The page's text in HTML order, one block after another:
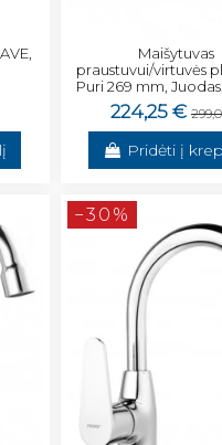
Maišytuvas
praustuvui/virtuvės
Puri 269 mm,
224,25 €
Pridėti į
−30%